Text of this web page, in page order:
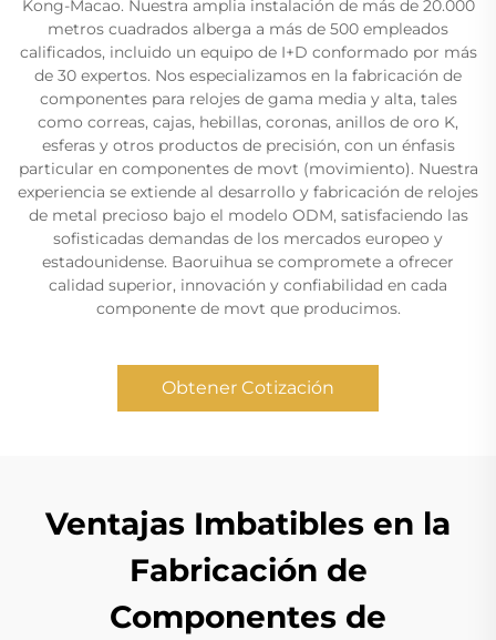
Kong-Macao. Nuestra amplia instalación de más de 20.000
metros cuadrados alberga a más de 500 empleados
calificados, incluido un equipo de I+D conformado por más
de 30 expertos. Nos especializamos en la fabricación de
componentes para relojes de gama media y alta, tales
como correas, cajas, hebillas, coronas, anillos de oro K,
esferas y otros productos de precisión, con un énfasis
particular en componentes de movt (movimiento). Nuestra
experiencia se extiende al desarrollo y fabricación de relojes
de metal precioso bajo el modelo ODM, satisfaciendo las
sofisticadas demandas de los mercados europeo y
estadounidense. Baoruihua se compromete a ofrecer
calidad superior, innovación y confiabilidad en cada
componente de movt que producimos.
Obtener Cotización
Ventajas Imbatibles en la
Fabricación de
Componentes de